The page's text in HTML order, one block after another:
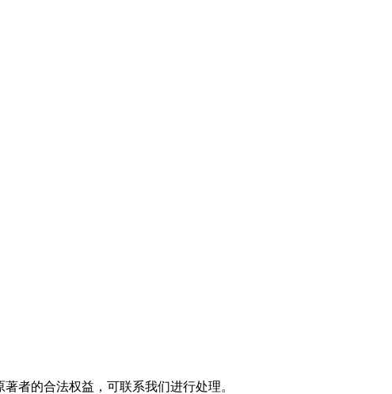
者的合法权益，可联系我们进行处理。